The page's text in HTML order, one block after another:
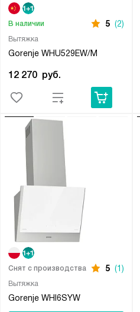
Вытяжка
Gorenje WHU529EW/M
В наличии 5 (2)
12 270 руб.
Вытяжка
Gorenje WHI6SYW
Снят с производства 5 (1)